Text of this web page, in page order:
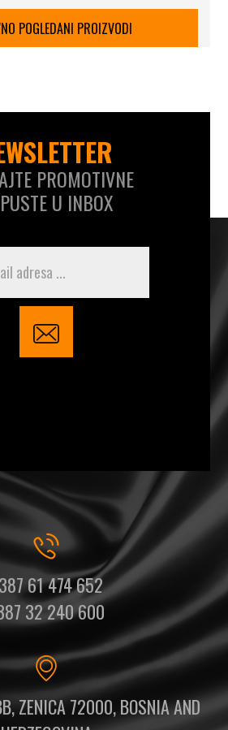
POGLEDANI PROIZVODI
PROMOTIVNE
U INBOX
61 474 652
32 240 600
ZENICA 72000, BOSNIA AND